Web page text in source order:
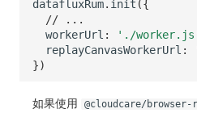
datafluxRum. init ({
// ...
workerUrl : './
replayCanvasWorkerUrl :
})
如果使用 @cloudcare/browser-